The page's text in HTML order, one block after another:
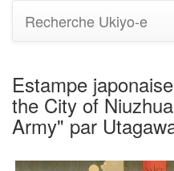
Recherche Ukiyo-e
Estampe
the City of
Army" par